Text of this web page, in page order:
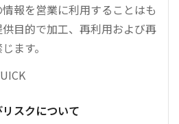
報を営業に利用することはも
目的で加工、再利用および再
ます。
スクについて